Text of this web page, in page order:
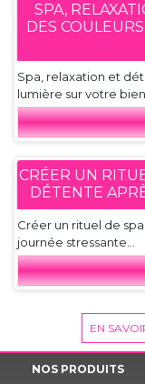
SPA,
DES
Spa, relaxation et
lumière sur votre
CRÉER UN
DÉTENTE
Créer un rituel de
journée stressante...
EN
NOS PRODUITS